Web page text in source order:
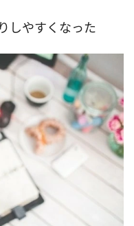
しやすくなった